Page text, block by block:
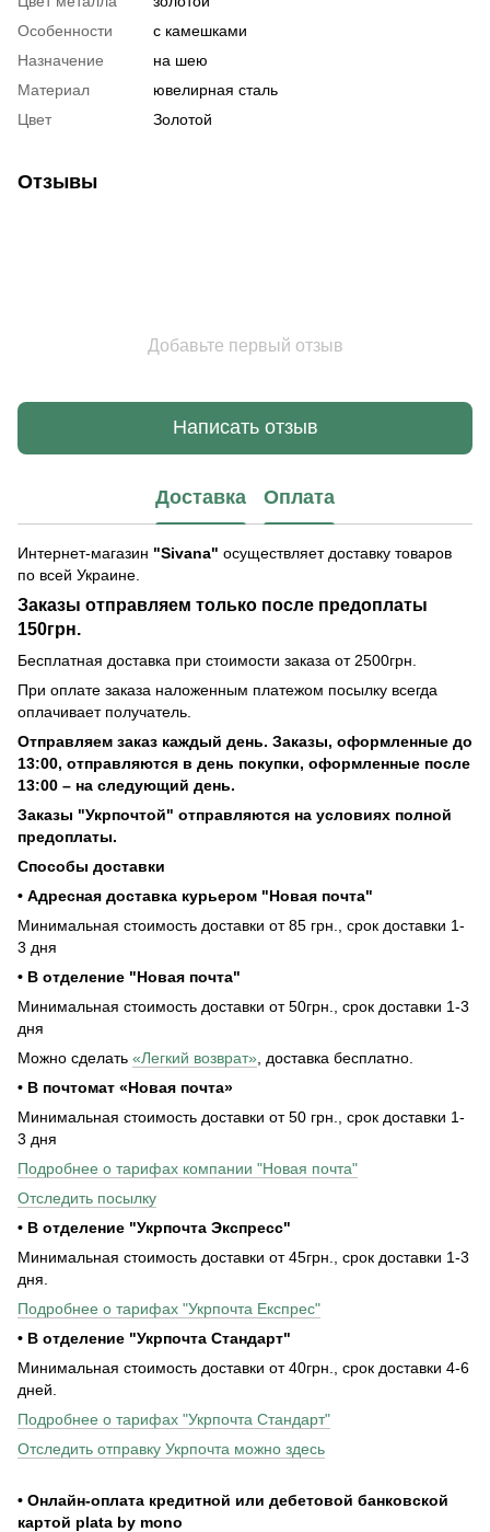
Особенности
с камешками
Назначение
на шею
Материал
ювелирная сталь
Цвет
Золотой
Отзывы
Добавьте первый отзыв
Написать отзыв
Доставка Оплата
Интернет-магазин "Sivana" осуществляет доставку товаров
по всей Украине.
Заказы отправляем только после предоплаты
150грн.
Бесплатная доставка при стоимости заказа от 2500грн.
При оплате заказа наложенным платежом посылку всегда
оплачивает получатель.
Отправляем заказ каждый день. Заказы, оформленные до
13:00, отправляются в день покупки, оформленные после
13:00 – на следующий день.
Заказы "Укрпочтой" отправляются на условиях полной
предоплаты.
Способы доставки
• Адресная доставка курьером "Новая почта"
Минимальная стоимость доставки от 85 грн., срок доставки 1-
3 дня
• В отделение "Новая почта"
Минимальная стоимость доставки от 50грн., срок доставки 1-3
дня
Можно сделать «Легкий возврат» , доставка бесплатно.
• В почтомат «Новая почта»
Минимальная стоимость доставки от 50 грн., срок доставки 1-
3 дня
Подробнее о тарифах компании "Новая почта"
Отследить посылку
• В отделение "Укрпочта Экспресс"
Минимальная стоимость доставки от 45грн., срок доставки 1-3
дня.
Подробнее о тарифах "Укрпочта Експрес"
• В отделение "Укрпочта Стандарт"
Минимальная стоимость доставки от 40грн., срок доставки 4-6
дней.
Подробнее о тарифах "Укрпочта Стандарт"
Отследить отправку Укрпочта можно здесь
• Онлайн-оплата кредитной или дебетовой банковской
картой plata by mono